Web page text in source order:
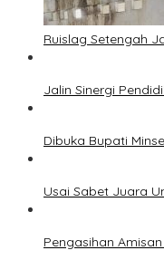
Ruislag Setengah
Jalin Sinergi
Dibuka Bupati
Usai Sabet Juara
Pengasihan